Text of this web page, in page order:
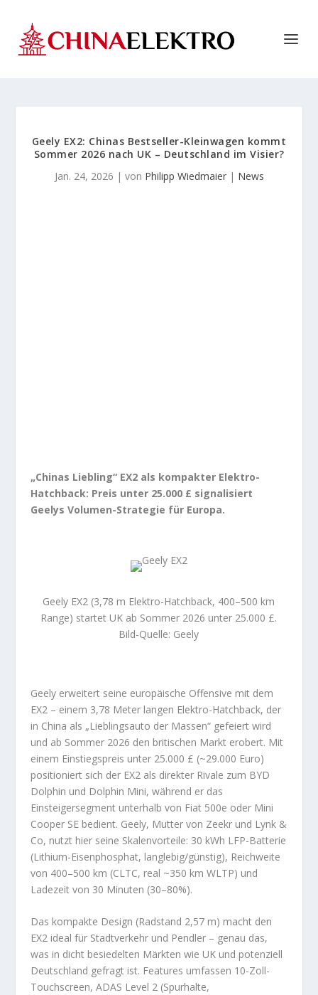
Geely EX2: Chinas Bestseller-Kleinwagen kommt
Sommer 2026 nach UK – Deutschland im Visier?
Jan. 24, 2026 | von Philipp Wiedmaier| News
„Chinas Liebling“ EX2 als kompakter Elektro-
Hatchback: Preis unter 25.000 £ signalisiert
Geelys Volumen-Strategie für Europa.
Geely EX2 (3,78 m Elektro-Hatchback, 400–500 km
Range) startet UK ab Sommer 2026 unter 25.000 £.
Bild-Quelle: Geely
Geely erweitert seine europäische Offensive mit dem
EX2 – einem 3,78 Meter langen Elektro-Hatchback, der
in China als „Lieblingsauto der Massen“ gefeiert wird
und ab Sommer 2026 den britischen Markt erobert. Mit
einem Einstiegspreis unter 25.000 £ (~29.000 Euro)
positioniert sich der EX2 als direkter Rivale zum BYD
Dolphin und Dolphin Mini, während er das
Einsteigersegment unterhalb von Fiat 500e oder Mini
Cooper SE bedient. Geely, Mutter von Zeekr und Lynk &
Co, nutzt hier seine Skalenvorteile: 30 kWh LFP-Batterie
(Lithium-Eisenphosphat, langlebig/günstig), Reichweite
von 400–500 km (CLTC, real ~350 km WLTP) und
Ladezeit von 30 Minuten (30–80%).
Das kompakte Design (Radstand 2,57 m) macht den
EX2 ideal für Stadtverkehr und Pendler – genau das,
was in dicht besiedelten Märkten wie UK und potenziell
Deutschland gefragt ist. Features umfassen 10-Zoll-
Touchscreen, ADAS Level 2 (Spurhalte,